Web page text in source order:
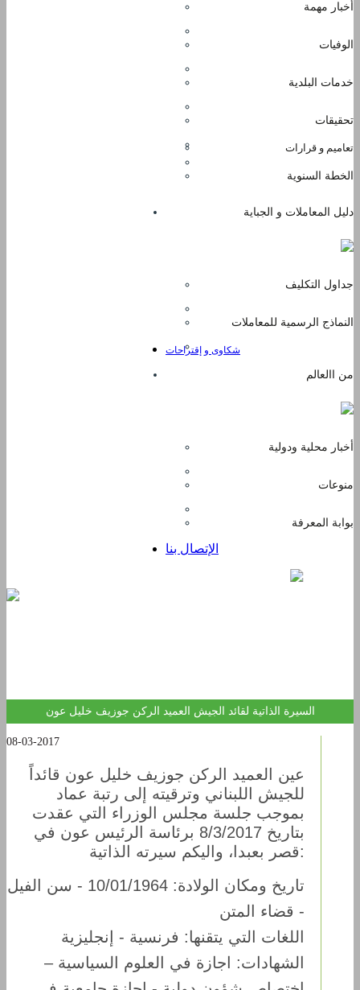
أخبار مهمة
الوفيات
خدمات البلدية
تحقيقات
تعاميم و قرارات
الخطة السنوية
دليل المعاملات و الجباية
جداول التكليف
النماذج الرسمية للمعاملات
شكاوى و إقتراحات
من االعالم
أخبار محلية ودولية
منوعات
بوابة المعرفة
الإتصال بنا
للاشتراك في خدمة الخبر العاجل عبر الواتساب : 71560187
السيرة الذاتية لقائد الجيش العميد الركن جوزيف خليل عون
08-03-2017
عين العميد الركن جوزيف خليل عون قائداً
للجيش اللبناني وترقيته إلى رتبة عماد
بموجب جلسة مجلس الوزراء التي عقدت
بتاريخ 8/3/2017 برئاسة الرئيس عون في
قصر بعبدا، واليكم سيرته الذاتية:
تاريخ ومكان الولادة: 10/01/1964 - سن الفيل
- قضاء المتن
اللغات التي يتقنها: فرنسية - إنجليزية
الشهادات: اجازة في العلوم السياسية –